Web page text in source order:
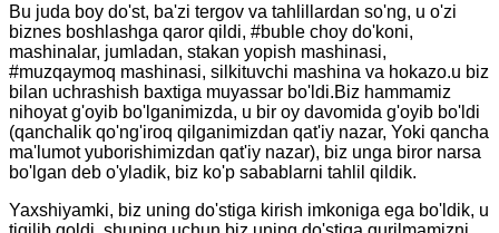
Bu juda boy do'st, ba'zi tergov va tahlillardan so'ng, u o'zi
biznes boshlashga qaror qildi, #buble choy do'koni,
mashinalar, jumladan, stakan yopish mashinasi,
#muzqaymoq mashinasi, silkituvchi mashina va hokazo.u biz
bilan uchrashish baxtiga muyassar bo'ldi.Biz hammamiz
nihoyat g'oyib bo'lganimizda, u bir oy davomida g'oyib bo'ldi
(qanchalik qo'ng'iroq qilganimizdan qat'iy nazar, Yoki qancha
ma'lumot yuborishimizdan qat'iy nazar), biz unga biror narsa
bo'lgan deb o'yladik, biz ko'p sabablarni tahlil qildik.
Yaxshiyamki, biz uning do'stiga kirish imkoniga ega bo'ldik, u